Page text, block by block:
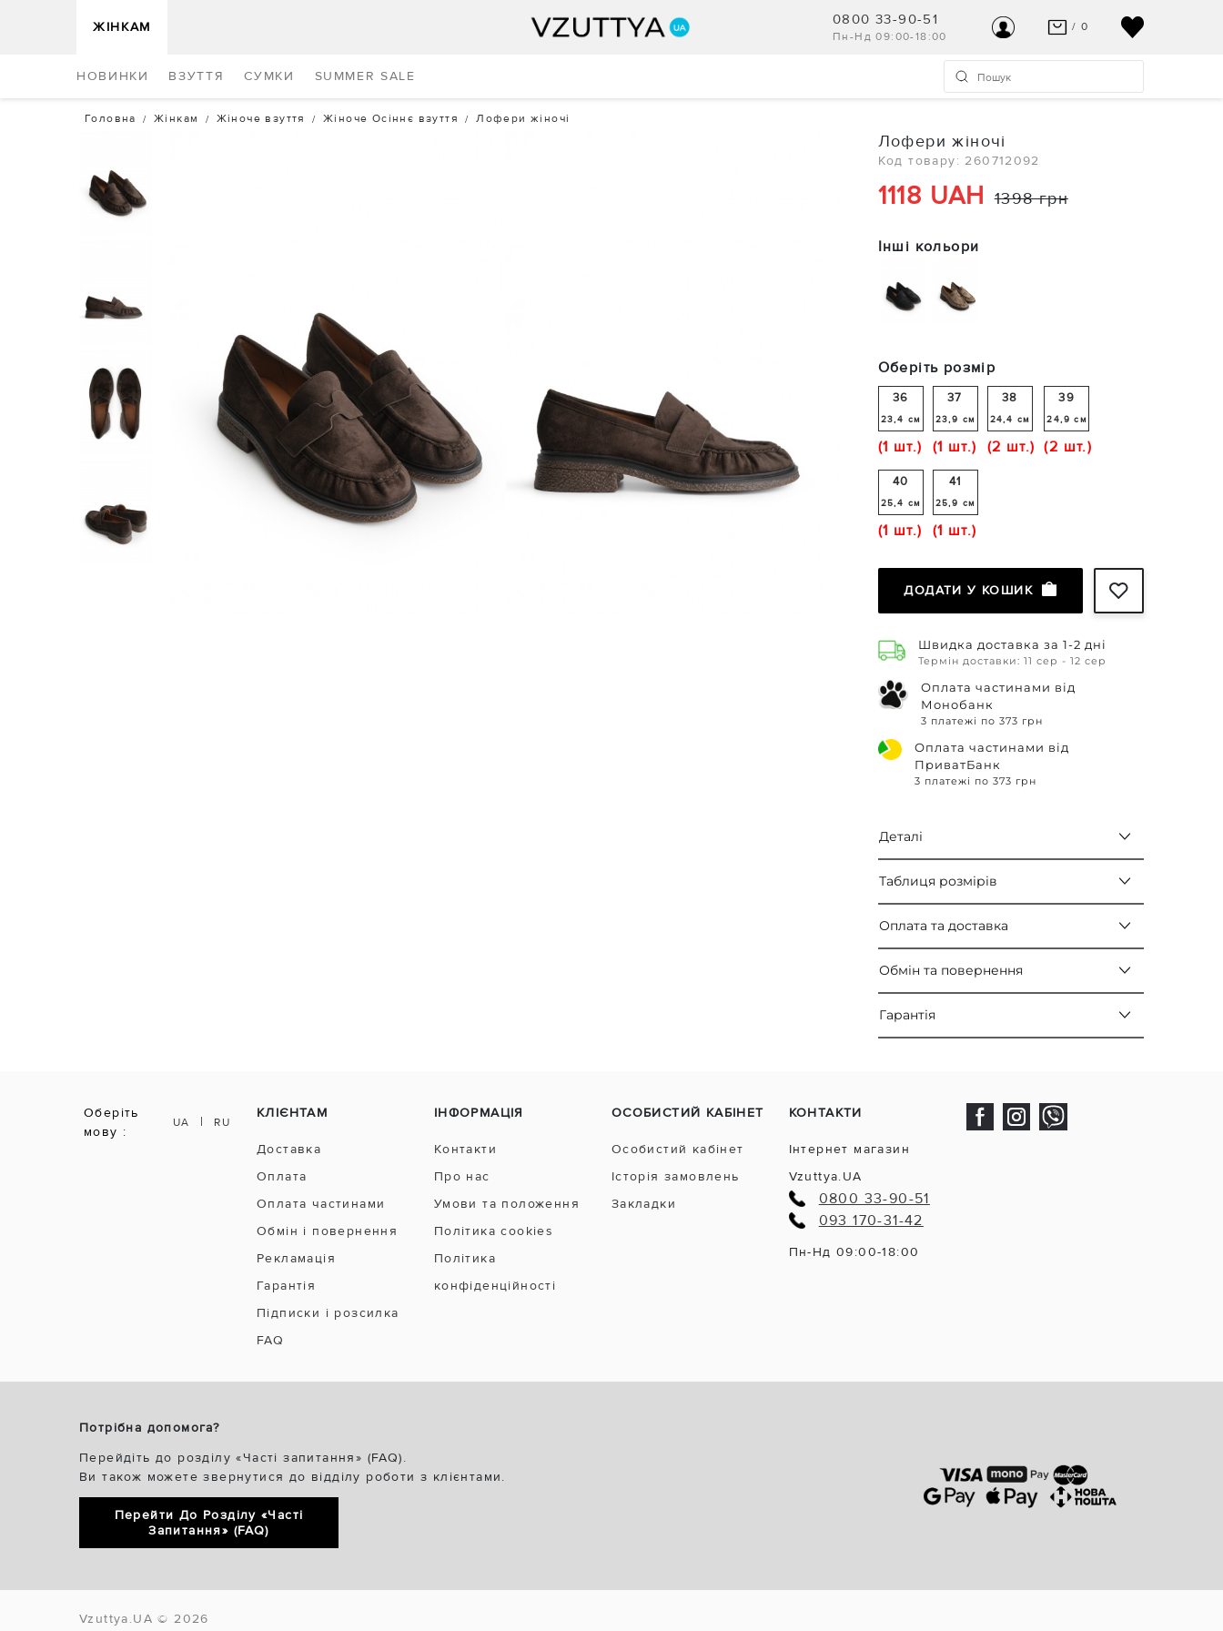
ЖІНКАМ 0800 33-90-51
Пн-Нд 09:00-18:00
/ 0
ВАШ КОШИК ПУСТИЙ
ПЕРЕГЛЯНУТИ
НОВИНКИ ВЗУТТЯ СУМКИ SUMMER SALE
Головна Жінкам Жіноче взуття Жіноче Осіннє взуття Лофери жіночі
Лофери жіночі
Код товару: 260712092
1118 UAH 1398 грн
Інші кольори
Оберіть розмір
36
23,4 см
(1 шт.)
37
23,9 см
(1 шт.)
38
24,4 см
(2 шт.)
39
24,9 см
(2 шт.)
40
25,4 см
(1 шт.)
41
25,9 см
(1 шт.)
ДОДАТИ У КОШИК
Швидка доставка за 1-2 дні
Термін доставки: 11 сер - 12 сер
Оплата частинами від
Монобанк
3 платежі по 373 грн
Оплата частинами від
ПриватБанк
3 платежі по 373 грн
Деталі
Таблиця розмірів
Оплата та доставка
Обмін та повернення
Гарантія
Оберіть
мову :
UA | RU
КЛІЄНТАМ
Доставка
Оплата
Оплата частинами
Обмін і повернення
Рекламація
Гарантія
Підписки і розсилка
FAQ
ІНФОРМАЦІЯ
Контакти
Про нас
Умови та положення
Політика cookies
Політика
конфіденційності
ОСОБИСТИЙ КАБІНЕТ
Особистий кабінет
Історія замовлень
Закладки
КОНТАКТИ
Інтернет магазин
Vzuttya.UA
0800 33-90-51
093 170-31-42
Пн-Нд 09:00-18:00
Потрібна допомога?
Перейдіть до розділу «Часті запитання» (FAQ).
Ви також можете звернутися до відділу роботи з клієнтами.
Перейти До Розділу «Часті
Запитання» (FAQ)
Vzuttya.UA © 2026